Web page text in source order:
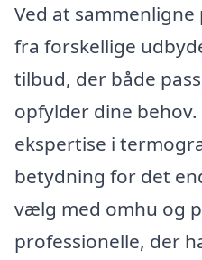
Ved at
fra forskellige
tilbud, der både
opfylder dine
ekspertise i
betydning for det
vælg med omhu og
professionelle, der